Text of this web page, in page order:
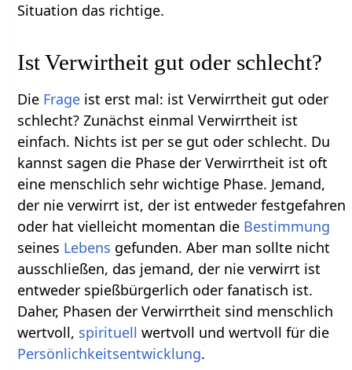
Situation das richtige.
Ist Verwirtheit gut oder schlecht?
Die Frage ist erst mal: ist Verwirrtheit gut oder
schlecht? Zunächst einmal Verwirrtheit ist
einfach. Nichts ist per se gut oder schlecht. Du
kannst sagen die Phase der Verwirrtheit ist oft
eine menschlich sehr wichtige Phase. Jemand,
der nie verwirrt ist, der ist entweder festgefahren
oder hat vielleicht momentan die Bestimmung
seines Lebens gefunden. Aber man sollte nicht
ausschließen, das jemand, der nie verwirrt ist
entweder spießbürgerlich oder fanatisch ist.
Daher, Phasen der Verwirrtheit sind menschlich
wertvoll, spirituell wertvoll und wertvoll für die
Persönlichkeitsentwicklung.